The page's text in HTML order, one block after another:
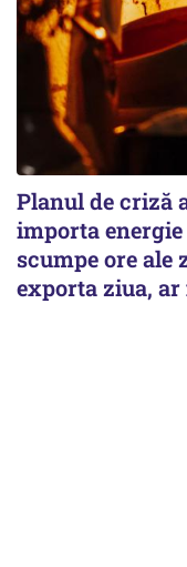
Planul de criză
importa
scumpe ore ale
exporta ziua,